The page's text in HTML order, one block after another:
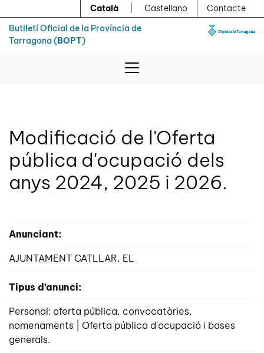
Català Castellano
Contacte
Butlletí Oficial de la Província de
Tarragona (BOPT)
Modificació de l'Oferta
pública d'ocupació dels
anys 2024, 2025 i 2026.
Anunciant:
AJUNTAMENT CATLLAR, EL
Tipus d’anunci:
Personal: oferta pública, convocatòries,
nomenaments | Oferta pública d'ocupació i bases
generals.